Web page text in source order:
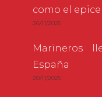
como el
26/11/2025
Marineros
España
20/11/2025